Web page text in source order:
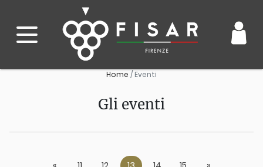
Home Eventi
Gli eventi